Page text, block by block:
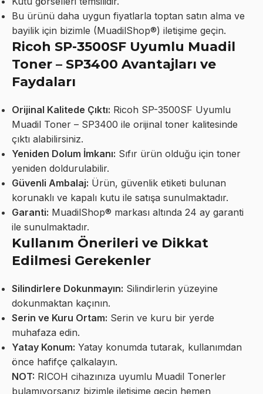
Bu ürünü daha uygun fiyatlarla toptan satın alma ve
bayilik için bizimle (MuadilShop®) iletişime geçin.
Ricoh SP-3500SF Uyumlu Muadil
Toner – SP3400 Avantajları ve
Faydaları
Orijinal Kalitede Çıktı: Ricoh SP-3500SF Uyumlu
Muadil Toner – SP3400 ile orijinal toner kalitesinde
çıktı alabilirsiniz.
Yeniden Dolum İmkanı: Sıfır ürün olduğu için toner
yeniden doldurulabilir.
Güvenli Ambalaj: Ürün, güvenlik etiketi bulunan
korunaklı ve kapalı kutu ile satışa sunulmaktadır.
Garanti: MuadilShop® markası altında 24 ay garanti
ile sunulmaktadır.
Kullanım Önerileri ve Dikkat
Edilmesi Gerekenler
Silindirlere Dokunmayın: Silindirlerin yüzeyine
dokunmaktan kaçının.
Serin ve Kuru Ortam: Serin ve kuru bir yerde
muhafaza edin.
Yatay Konum: Yatay konumda tutarak, kullanımdan
önce hafifçe çalkalayın.
NOT: RICOH cihazınıza uyumlu Muadil Tonerler
bulamıyorsanız bizimle iletişime geçin hemen